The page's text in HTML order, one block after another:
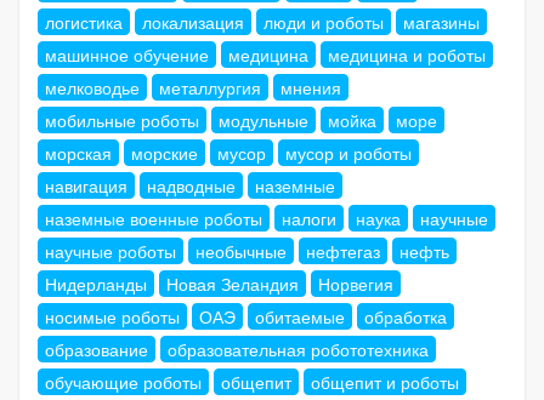
логистика
локализация люди и роботы
магазины
машинное обучение
медицина
медицина и роботы
мелководье
металлургия
мнения
мобильные роботы
модульные мойка
море
морская
морские мусор
мусор и роботы
навигация
надводные
наземные
наземные военные роботы
налоги наука
научные
научные роботы
необычные нефтегаз
нефть
Нидерланды
Новая Зеландия
Норвегия
носимые роботы
ОАЭ обитаемые
обработка
образование
образовательная робототехника
обучающие роботы
общепит
общепит и роботы